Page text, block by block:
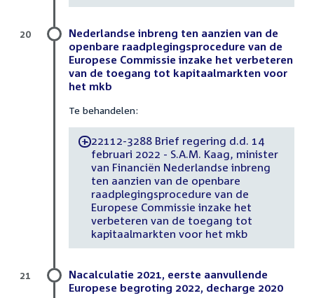
Nederlandse inbreng ten aanzien van de
openbare raadplegingsprocedure van de
Europese Commissie inzake het verbeteren
van de toegang tot kapitaalmarkten voor
het mkb
Te behandelen:
-22112-3288 Brief regering d.d. 14
februari 2022 - S.A.M. Kaag, minister
van Financiën Nederlandse inbreng
ten aanzien van de openbare
raadplegingsprocedure van de
Europese Commissie inzake het
verbeteren van de toegang tot
kapitaalmarkten voor het mkb
20
Nacalculatie 2021, eerste aanvullende
Europese begroting 2022, decharge 2020
21